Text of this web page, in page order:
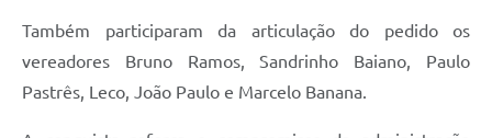
Também participaram da articulação do pedido os
vereadores Bruno Ramos, Sandrinho Baiano, Paulo
Pastrês, Leco, João Paulo e Marcelo Banana.